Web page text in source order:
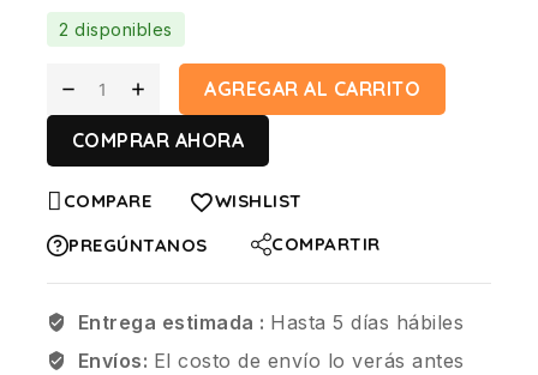
2 disponibles
AGREGAR AL CARRITO
COMPRAR AHORA
COMPARE
WISHLIST
PREGÚNTANOS
COMPARTIR
Entrega estimada : Hasta 5 días hábiles
Envíos: El costo de envío lo verás antes